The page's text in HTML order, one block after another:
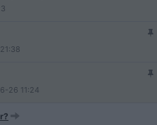
21:38
26 11:24